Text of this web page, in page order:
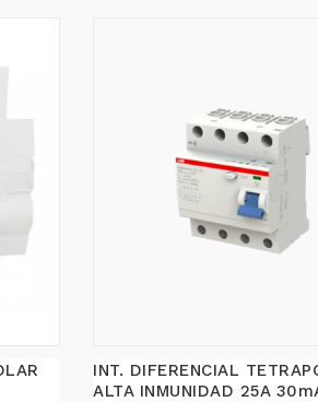
INT. DIFERENCIAL
ALTA INMUNIDAD 25A